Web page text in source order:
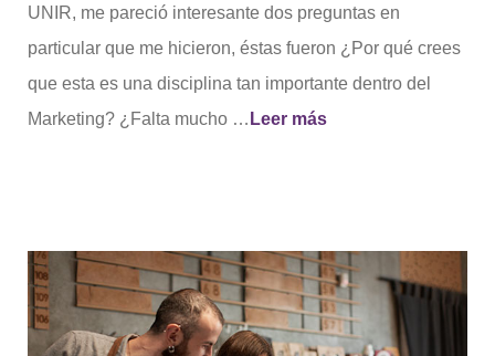
UNIR, me pareció interesante dos preguntas en
particular que me hicieron, éstas fueron ¿Por qué crees
que esta es una disciplina tan importante dentro del
Marketing? ¿Falta mucho … Leer más
P&M